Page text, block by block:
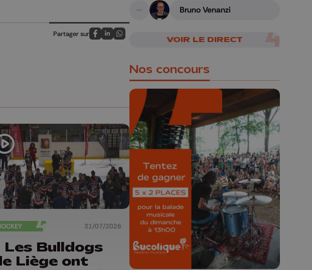
Partager sur
Partagez sur FaceBook
Partagez sur LinkedIn
Partagez sur Whatsapp
31/07/2026
Les Bulldogs
Liège ont
A suivre
Bruno Venanzi
VOIR LE DIRECT
Nos concours
🎁 Gagnez 5x2
places pour le
Bucolique Ferrières
Festival 🌿🎶
Concours valable jusqu'au 9 août,
23h59.